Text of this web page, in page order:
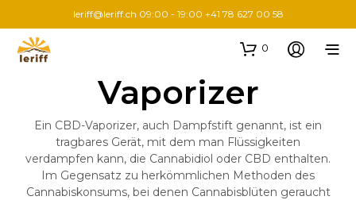
leriff@leriff.ch 09:00 - 19:00 +41 78 627 00 58
0
Vaporizer
Ein CBD-Vaporizer, auch Dampfstift genannt, ist ein
tragbares Gerät, mit dem man Flüssigkeiten
verdampfen kann, die Cannabidiol oder CBD enthalten.
Im Gegensatz zu herkömmlichen Methoden des
Cannabiskonsums, bei denen Cannabisblüten geraucht